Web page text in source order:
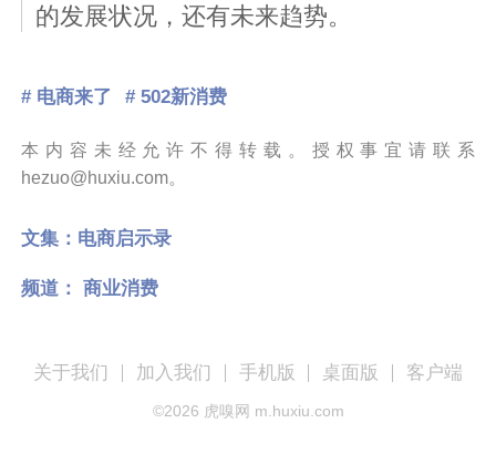
的发展状况，还有未来趋势。
# 电商来了 # 502新消费
本内容未经允许不得转载。授权事宜请联系
hezuo@huxiu.com。
文集： 电商启示录
频道： 商业消费
关于我们 加入我们 手机版 桌面版 客户端
©2026 虎嗅网 m.huxiu.com